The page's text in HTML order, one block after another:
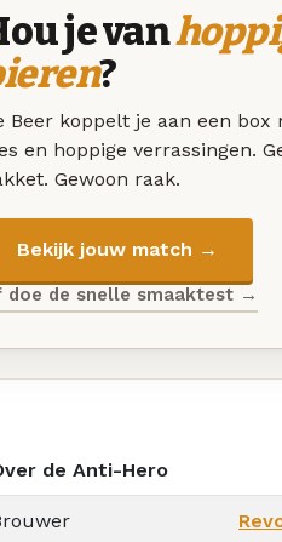
je van
?
Beer koppelt je aan een box
en hoppige verrassingen.
Gewoon raak.
Bekijk jouw match →
doe de snelle smaaktest →
de Anti-Hero